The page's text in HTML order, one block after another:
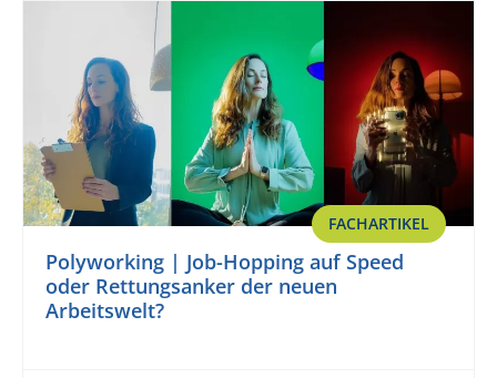
FACHARTIKEL
Polyworking | Job-Hopping auf Speed
oder Rettungsanker der neuen
Arbeitswelt?